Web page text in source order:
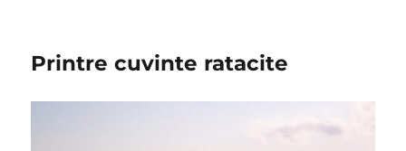
Printre cuvinte ratacite